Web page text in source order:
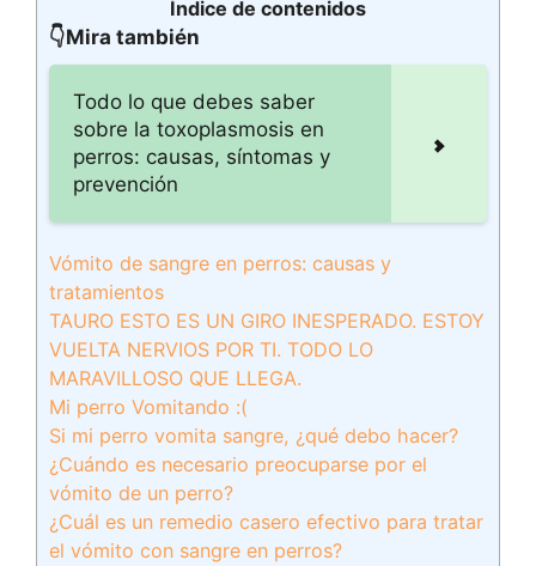
Índice de contenidos
👇Mira también
Todo lo que debes saber
sobre la toxoplasmosis en
perros: causas, síntomas y
prevención
Vómito de sangre en perros: causas y
tratamientos
TAURO ESTO ES UN GIRO INESPERADO. ESTOY
VUELTA NERVIOS POR TI. TODO LO
MARAVILLOSO QUE LLEGA.
Mi perro Vomitando :(
Si mi perro vomita sangre, ¿qué debo hacer?
¿Cuándo es necesario preocuparse por el
vómito de un perro?
¿Cuál es un remedio casero efectivo para tratar
el vómito con sangre en perros?